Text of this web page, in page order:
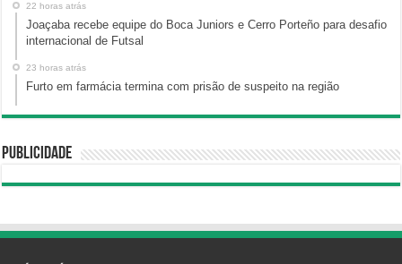
22 horas atrás
Joaçaba recebe equipe do Boca Juniors e Cerro Porteño para desafio
internacional de Futsal
23 horas atrás
Furto em farmácia termina com prisão de suspeito na região
Publicidade